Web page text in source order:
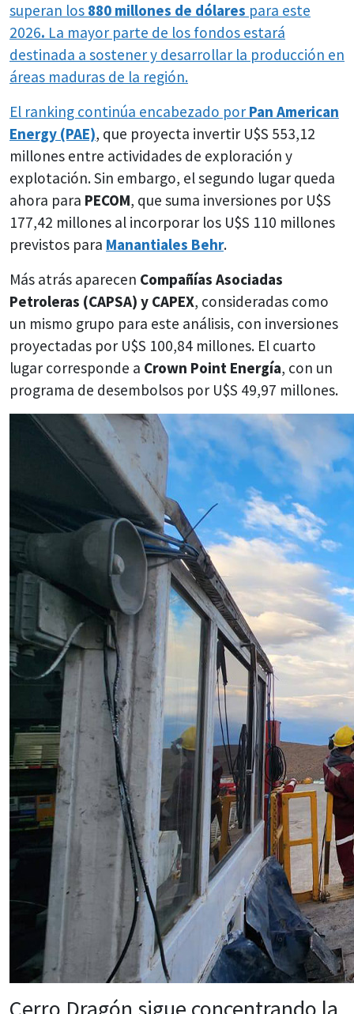
superan los 880 millones de dólares para este
2026. La mayor parte de los fondos estará
destinada a sostener y desarrollar la producción en
áreas maduras de la región.
El ranking continúa encabezado por Pan American
Energy (PAE), que proyecta invertir U$S 553,12
millones entre actividades de exploración y
explotación. Sin embargo, el segundo lugar queda
ahora para PECOM, que suma inversiones por U$S
177,42 millones al incorporar los U$S 110 millones
previstos para Manantiales Behr.
Más atrás aparecen Compañías Asociadas
Petroleras (CAPSA) y CAPEX, consideradas como
un mismo grupo para este análisis, con inversiones
proyectadas por U$S 100,84 millones. El cuarto
lugar corresponde a Crown Point Energía, con un
programa de desembolsos por U$S 49,97 millones.